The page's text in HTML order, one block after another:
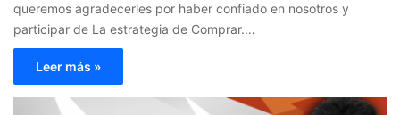
queremos agradecerles por haber confiado en nosotros y
participar de La estrategia de Comprar.…
Leer más »